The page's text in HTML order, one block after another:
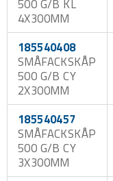
500 G/B KL
4X300MM
185540408
SMÅFACKSKÅP
500 G/B CY
2X300MM
185540457
SMÅFACKSKÅP
500 G/B CY
3X300MM